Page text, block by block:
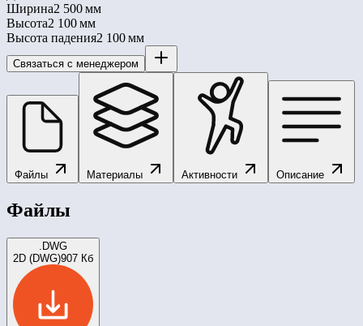
Ширина2 500 мм
Высота2 100 мм
Высота падения2 100 мм
Связаться с менеджером
Файлы Материалы Активности Описание
Файлы
.DWG
2D (DWG)907 Кб